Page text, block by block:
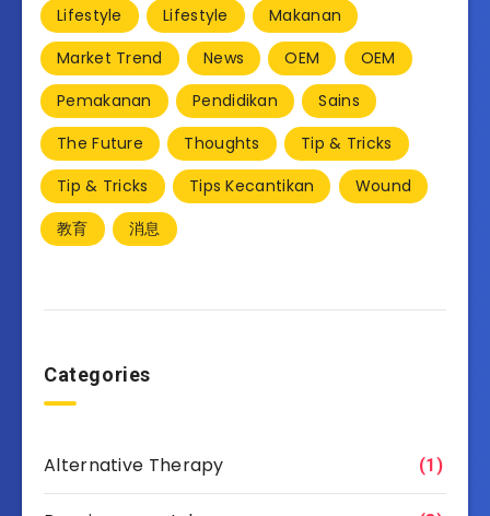
Lifestyle
Lifestyle
Makanan
Market Trend
News OEM
OEM
Pemakanan
Pendidikan
Sains
The Future
Thoughts
Tip & Tricks
Tip & Tricks
Tips Kecantikan
Wound
教育
消息
Categories
Alternative Therapy (1)